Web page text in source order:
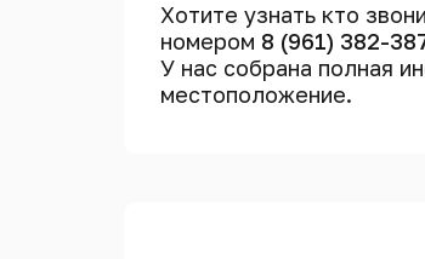
Хотите узнать кто
номером 8 (961) 382-
У нас собрана полная
местоположение.